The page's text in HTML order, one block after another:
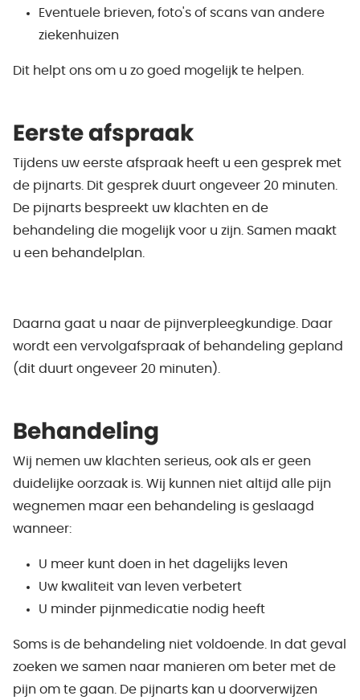
Eventuele brieven, foto's of scans van andere
ziekenhuizen
Dit helpt ons om u zo goed mogelijk te helpen.
Eerste afspraak
Tijdens uw eerste afspraak heeft u een gesprek met
de pijnarts. Dit gesprek duurt ongeveer 20 minuten.
De pijnarts bespreekt uw klachten en de
behandeling die mogelijk voor u zijn. Samen maakt
u een behandelplan.
Daarna gaat u naar de pijnverpleegkundige. Daar
wordt een vervolgafspraak of behandeling gepland
(dit duurt ongeveer 20 minuten).
Behandeling
Wij nemen uw klachten serieus, ook als er geen
duidelijke oorzaak is. Wij kunnen niet altijd alle pijn
wegnemen maar een behandeling is geslaagd
wanneer:
U meer kunt doen in het dagelijks leven
Uw kwaliteit van leven verbetert
U minder pijnmedicatie nodig heeft
Soms is de behandeling niet voldoende. In dat geval
zoeken we samen naar manieren om beter met de
pijn om te gaan. De pijnarts kan u doorverwijzen